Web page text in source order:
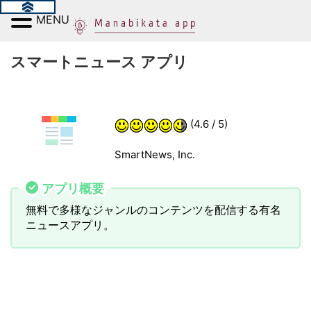
スマートニュース アプリ
(4.6 / 5)
SmartNews, Inc.
アプリ概要
無料で多様なジャンルのコンテンツを配信する有名
ニュースアプリ。
MENU